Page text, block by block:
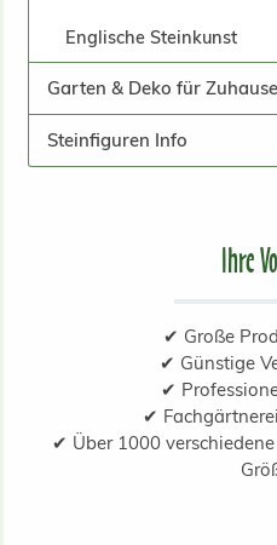
Englische Steinkunst
Garten & Deko für Zuhause
Steinfiguren Info
Ihre
✔ Große
✔ Günstige
✔
✔
✔ Über 1000